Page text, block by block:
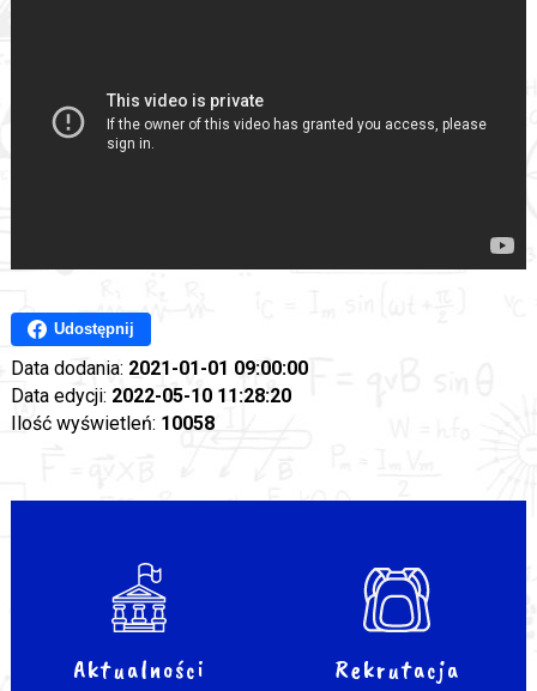
Udostępnij
Data dodania: 2021-01-01 09:00:00
Data edycji: 2022-05-10 11:28:20
Ilość wyświetleń: 10058
Aktualności Rekrutacja